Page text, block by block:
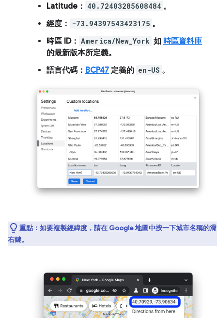
Latitude ： 40.72403285608484 。
經度 ： -73.94397543423175 。
時區 ID： America/New_York 如 時區資料庫
的最新版本所定義。
語言代碼 ： BCP47 定義的 en-US 。
重點： 如要複製經緯度，請在 Google 地圖中按一下城市名稱的
右鍵。